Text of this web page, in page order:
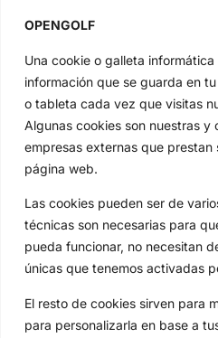
OPENGOLF
Una cookie o galleta
información que se guarda en
o tableta cada vez que visitas
Algunas cookies son nuestras y
empresas externas que prestan
página web.
Las cookies pueden ser de
técnicas son necesarias para
pueda funcionar, no necesitan
únicas que tenemos activadas
El resto de cookies sirven para
para personalizarla en base a
OpenGolf ofrece toda la
profesional y amateur,
Jon Rahm, LIV Golf, PGA Tour,
Categorias
Inicio
Actualidad
Circuitos
Especiales